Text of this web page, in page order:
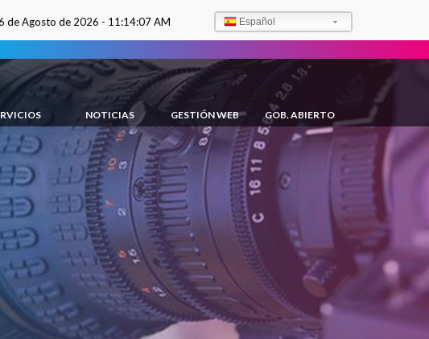
de Agosto de 2026 - 11:14:09 AM Español
NOTICIAS GESTIÓN WEB GOB. ABIERTO